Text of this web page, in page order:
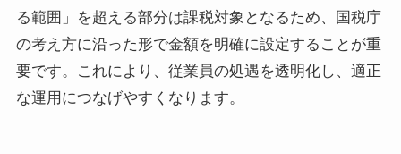
る範囲」を超える部分は課税対象となるため、国税庁
の考え方に沿った形で金額を明確に設定することが重
要です。これにより、従業員の処遇を透明化し、適正
な運用につなげやすくなります。